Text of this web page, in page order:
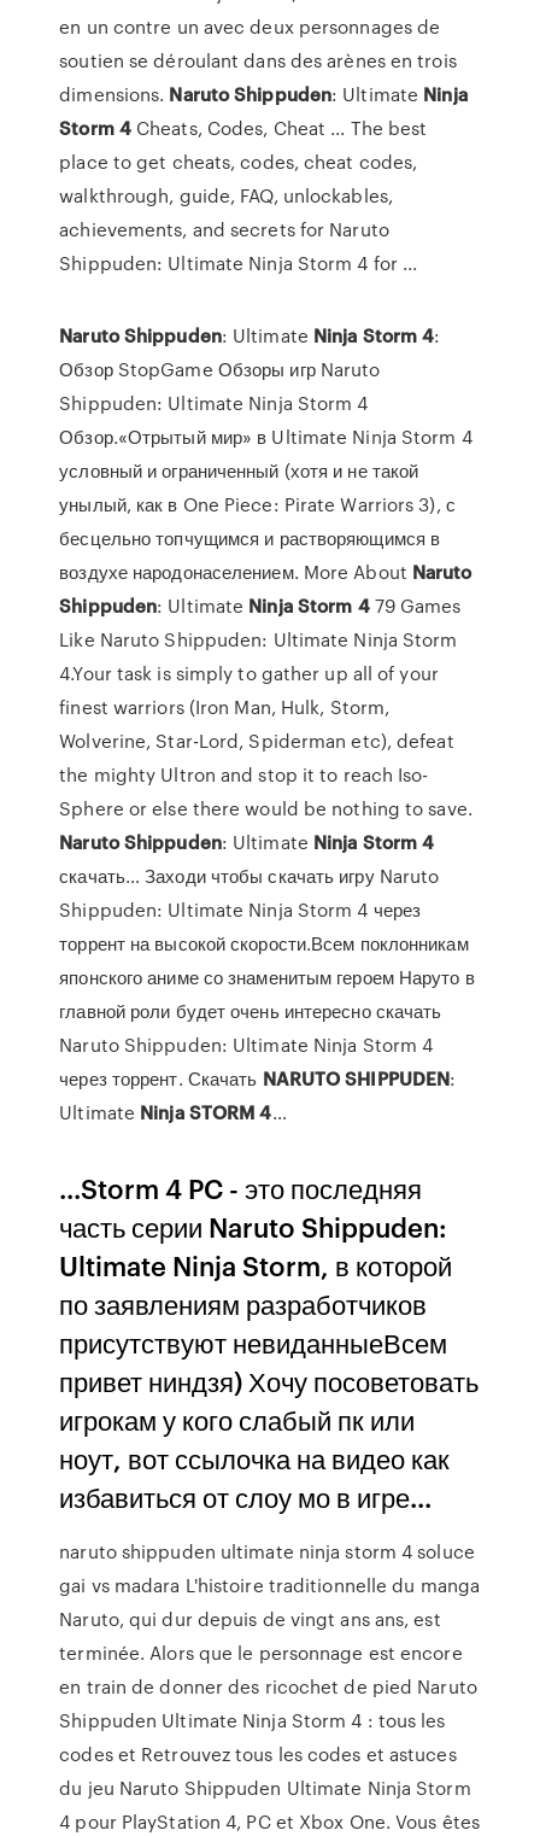
en un contre un avec deux personnages de
soutien se déroulant dans des arènes en trois
dimensions. NarutoShippuden: Ultimate Ninja
Storm 4Cheats, Codes, Cheat ... The best
place to get cheats, codes, cheat codes,
walkthrough, guide, FAQ, unlockables,
achievements, and secrets for Naruto
Shippuden: Ultimate Ninja Storm 4 for ...
NarutoShippuden: Ultimate Ninja Storm 4:
Обзор StopGame Обзоры игр Naruto
Shippuden: Ultimate Ninja Storm 4
Обзор.«Отрытый мир» в Ultimate Ninja Storm 4
условный и ограниченный (хотя и не такой
унылый, как в One Piece: Pirate Warriors 3), с
бесцельно топчущимся и растворяющимся в
воздухе народонаселением. More About Naruto
Shippuden: Ultimate Ninja Storm 479 Games
Like Naruto Shippuden: Ultimate Ninja Storm
4.Your task is simply to gather up all of your
finest warriors (Iron Man, Hulk, Storm,
Wolverine, Star-Lord, Spiderman etc), defeat
the mighty Ultron and stop it to reach Iso-
Sphere or else there would be nothing to save.
NarutoShippuden: Ultimate Ninja Storm 4
скачать… Заходи чтобы скачать игру Naruto
Shippuden: Ultimate Ninja Storm 4 через
торрент на высокой скорости.Всем поклонникам
японского аниме со знаменитым героем Наруто в
главной роли будет очень интересно скачать
Naruto Shippuden: Ultimate Ninja Storm 4
через торрент. Скачать NARUTO SHIPPUDEN:
Ultimate Ninja STORM 4…
...Storm 4 PC - это последняя
часть серии Naruto Shippuden:
Ultimate Ninja Storm, в которой
по заявлениям разработчиков
присутствуют невиданныеВсем
привет ниндзя) Хочу посоветовать
игрокам у кого слабый пк или
ноут, вот ссылочка на видео как
избавиться от слоу мо в игре...
naruto shippuden ultimate ninja storm 4 soluce
gai vs madara L'histoire traditionnelle du manga
Naruto, qui dur depuis de vingt ans ans, est
terminée. Alors que le personnage est encore
en train de donner des ricochet de pied Naruto
Shippuden Ultimate Ninja Storm 4 : tous les
codes et Retrouvez tous les codes et astuces
du jeu Naruto Shippuden Ultimate Ninja Storm
4 pour PlayStation 4, PC et Xbox One. Vous êtes